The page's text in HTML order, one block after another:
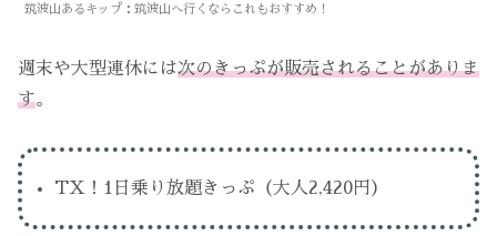
筑波山あるキップ：筑波山へ行くならこれもおすすめ！
週末や大型連休には次のきっぷが販売されることがありま
す。
TX！1日乗り放題きっぷ（大人2,420円）